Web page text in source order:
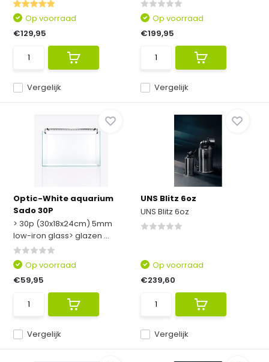
Vergelijk
Op voorraad
€129,95
Vergelijk
Op voorraad
€199,95
Optic-White aquarium
Sado 30P
> 30p (30x18x24cm) 5mm
low-iron glass> glazen ...
Vergelijk
Op voorraad
€59,95
UNS Blitz 6oz
UNS Blitz 6oz
Vergelijk
Op voorraad
€239,60